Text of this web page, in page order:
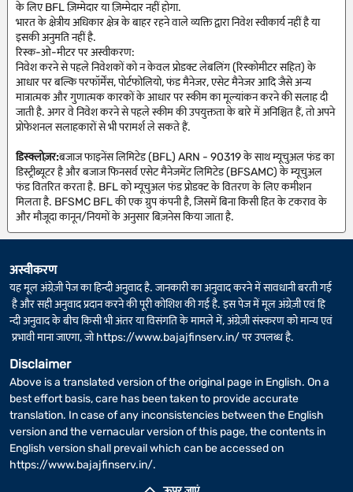
के लिए BFL ज़िम्मेदार या ज़िम्मेदार नहीं होगा.
भारत के क्षेत्रीय अधिकार क्षेत्र के बाहर रहने वाले व्यक्ति द्वारा निवेश स्वीकार्य नहीं है या
इसकी अनुमति नहीं है.
रिस्क-ओ-मीटर पर अस्वीकरण:
निवेश करने से पहले निवेशकों को न केवल प्रोडक्ट लेबलिंग (रिस्कोमीटर सहित) के
आधार पर बल्कि परफॉर्मेंस, पोर्टफोलियो, फंड मैनेजर, एसेट मैनेजर आदि जैसे अन्य
मात्रात्मक और गुणात्मक कारकों के आधार पर स्कीम का मूल्यांकन करने की सलाह दी
जाती है. अगर वे निवेश करने से पहले स्कीम की उपयुक्तता के बारे में अनिश्चित हैं, तो अपने
प्रोफेशनल सलाहकारों से भी परामर्श ले सकते हैं.
डिस्क्लोज़र:बजाज फाइनेंस लिमिटेड (BFL) ARN - 90319 के साथ म्यूचुअल फंड का
डिस्ट्रीब्यूटर है और बजाज फिनसर्व एसेट मैनेजमेंट लिमिटेड (BFSAMC) के म्यूचुअल
फंड वितरित करता है. BFL को म्यूचुअल फंड प्रोडक्ट के वितरण के लिए कमीशन
मिलता है. BFSMC BFL की एक ग्रुप कंपनी है, जिसमें बिना किसी हित के टकराव के
और मौजूदा कानून/नियमों के अनुसार बिज़नेस किया जाता है.
अस्वीकरण
यह मूल अंग्रेज़ी पेज का हिन्दी अनुवाद है. जानकारी का अनुवाद करने में सावधानी बरती गई
है और सही अनुवाद प्रदान करने की पूरी कोशिश की गई है. इस पेज में मूल अंग्रेज़ी एवं हि
न्दी अनुवाद के बीच किसी भी अंतर या विसंगति के मामले में, अंग्रेज़ी संस्करण को मान्य एवं
प्रभावी माना जाएगा, जोhttps://www.bajajfinserv.in/पर उपलब्ध है.
Disclaimer
Above is a translated version of the original page in English. On a
best effort basis, care has been taken to provide accurate
translation. In case of any inconsistencies between the English
version and the vernacular version of this page, the contents in
English version shall prevail which can be accessed on
https://www.bajajfinserv.in/.